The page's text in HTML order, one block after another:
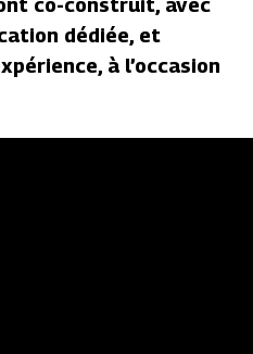
co-construit, avec
dédiée, et
à l’occasion